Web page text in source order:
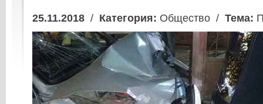
25.11.2018 / Категория: Общество / Тема: